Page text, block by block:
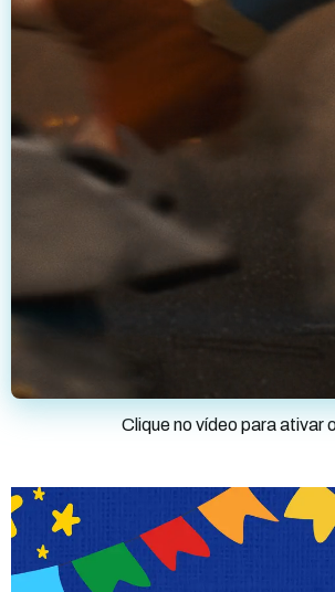
Clique no vídeo para ativar